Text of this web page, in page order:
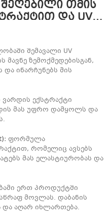
და UV
შემავალი UV
მავნე ზემოქმედებისგან,
ინარჩუნებს მის
ექსტრაქტი
მას უფრო დამყოლს და
ფორმულა
რომელიც ავსებს
მას ელასტიურობას და
ერთ პროდუქტში
მოვლას. დაბანის
და აღარ იხლართება.